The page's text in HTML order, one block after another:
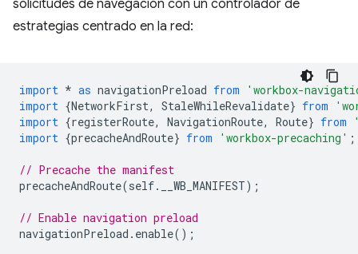
solicitudes de navegación con un controlador de
estrategias centrado en la red:
import * as navigationPreload from
'workbox-
import {NetworkFirst, StaleWhileRevalidate} from
import {registerRoute, NavigationRoute, Route} from
import {precacheAndRoute} from 'workbox-precaching' ;
// Precache the manifest
precacheAndRoute(self. __WB_MANIFEST);
// Enable navigation preload
navigationPreload . enable();